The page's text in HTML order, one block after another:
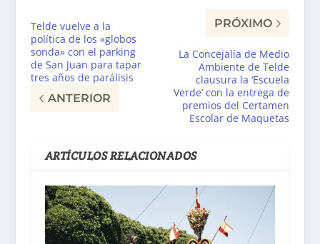
Telde vuelve a la
política de los «globos
sonda» con el parking
de San Juan para tapar
tres años de parálisis
ANTERIOR
PRÓXIMO
La Concejalía de Medio
Ambiente de Telde
clausura la ‘Escuela
Verde’ con la entrega de
premios del Certamen
Escolar de Maquetas
ARTÍCULOS RELACIONADOS